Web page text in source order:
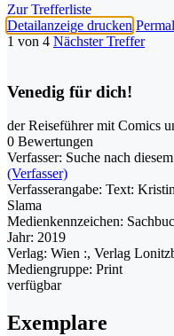
Zur Trefferliste
Detailanzeige drucken
1 von 4 Nächster Treffer
Venedig für dich!
der Reiseführer mit Comics
0 Bewertungen
Verfasser: Suche nach
(Verfasser)
Verfasserangabe: Text:
Slama
Medienkennzeichen:
Jahr: 2019
Verlag: Wien :, Verlag
Mediengruppe: Print
verfügbar
Exemplare